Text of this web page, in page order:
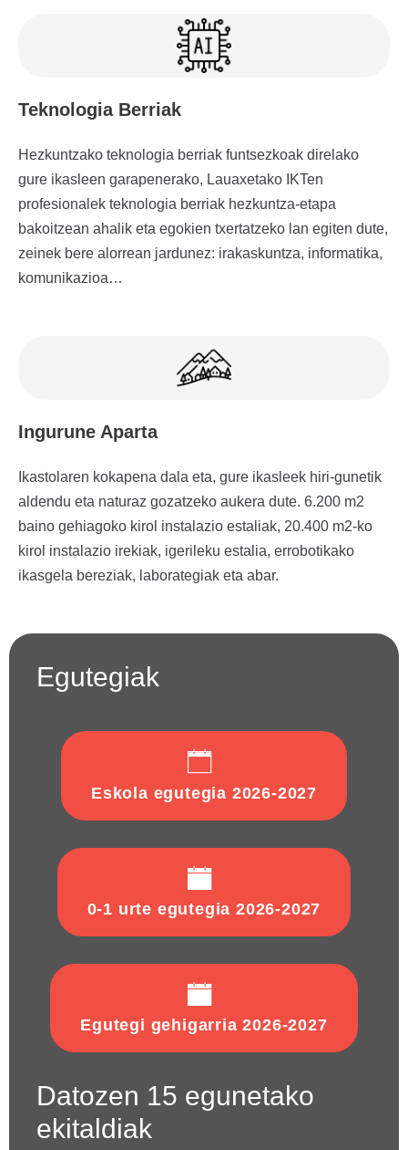
Teknologia Berriak
Hezkuntzako teknologia berriak funtsezkoak direlako
gure ikasleen garapenerako, Lauaxetako IKTen
profesionalek teknologia berriak hezkuntza-etapa
bakoitzean ahalik eta egokien txertatzeko lan egiten dute,
zeinek bere alorrean jardunez: irakaskuntza, informatika,
komunikazioa…
Ingurune Aparta
Ikastolaren kokapena dala eta, gure ikasleek hiri-gunetik
aldendu eta naturaz gozatzeko aukera dute. 6.200 m2
baino gehiagoko kirol instalazio estaliak, 20.400 m2-ko
kirol instalazio irekiak, igerileku estalia, errobotikako
ikasgela bereziak, laborategiak eta abar.
Egutegiak
Eskola egutegia 2026-2027
0-1 urte egutegia 2026-2027
Egutegi gehigarria 2026-2027
Datozen 15 egunetako
ekitaldiak